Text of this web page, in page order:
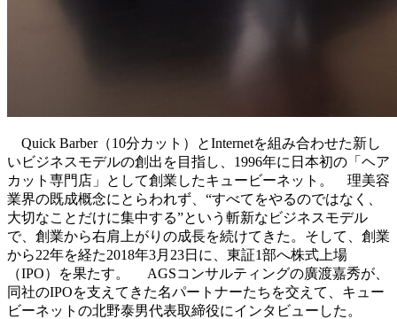
Quick Barber（10分カット）とInternetを組み合わせた新し
いビジネスモデルの創出を目指し、1996年に日本初の「ヘア
カット専門店」として創業したキュービーネット。 理美容
業界の既成概念にとらわれず、“すべてをやるのではなく、
大切なことだけに集中する”という斬新なビジネスモデル
で、創業から右肩上がりの成長を続けてきた。そして、創業
から22年を経た2018年3月23日に、東証1部へ株式上場
（IPO）を果たす。 AGSコンサルティングの廣渡嘉秀が、
同社のIPOを支えてきた名パートナーたちを交えて、キュー
ビーネットの北野泰男代表取締役にインタビューした。